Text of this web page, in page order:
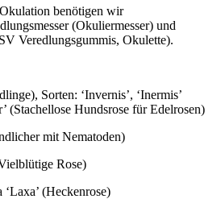
benötigen wir
(Okuliermesser) und
Veredlungsgummis, Okulette).
Sorten: ‘Invernis’, ‘Inermis’
(Stachellose Hundsrose für Edelrosen)
mit Nematoden)
Rose)
(Heckenrose)